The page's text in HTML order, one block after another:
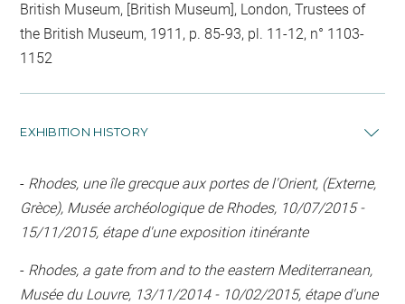
British Museum, [British Museum], London, Trustees of
the British Museum, 1911, p. 85-93, pl. 11-12, n° 1103-
1152
EXHIBITION HISTORY
- Rhodes, une île grecque aux portes de l'Orient, (Externe,
Grèce), Musée archéologique de Rhodes, 10/07/2015 -
15/11/2015, étape d'une exposition itinérante
- Rhodes, a gate from and to the eastern Mediterranean,
Musée du Louvre, 13/11/2014 - 10/02/2015, étape d'une